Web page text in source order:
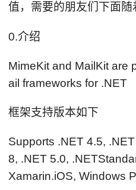
值，需要的朋友们下面
0.介绍
MimeKit and MailKit are
ail frameworks for .NET
框架支持版本如下
Supports .NET 4.5,
8, .NET 5.0,
Xamarin.iOS, Windows